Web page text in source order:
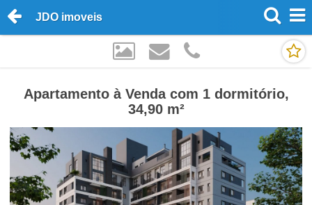
JDO imoveis
Apartamento à Venda com 1 dormitório,
34,90 m²